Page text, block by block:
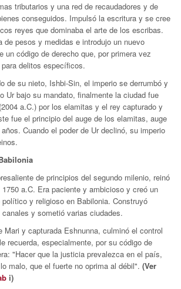
tributarios y una red de recaudadores y de
conseguidos. Impulsó la escritura y se cree
reyes que dominaba el arte de los escribas.
de pesos y medidas e introdujo un nuevo
un código de derecho que, por primera vez
delitos específicos.
de su nieto, Ishbi-Sin, el imperio se derrumbó y
Ur bajo su mandato, finalmente la ciudad fue
a.C.) por los elamitas y el rey capturado y
fue el principio del auge de los elamitas, auge
Cuando el poder de Ur declinó, su imperio
de principios del segundo milenio, reinó
a.C. Era paciente y ambicioso y creó un
y religioso en Babilonia. Construyó
y sometió varias ciudades.
Mari y capturada Eshnunna, culminó el control
recuerda, especialmente, por su código de
"Hacer que la justicia prevalezca en el país,
malo, que el fuerte no oprima al débil". (Ver
i)